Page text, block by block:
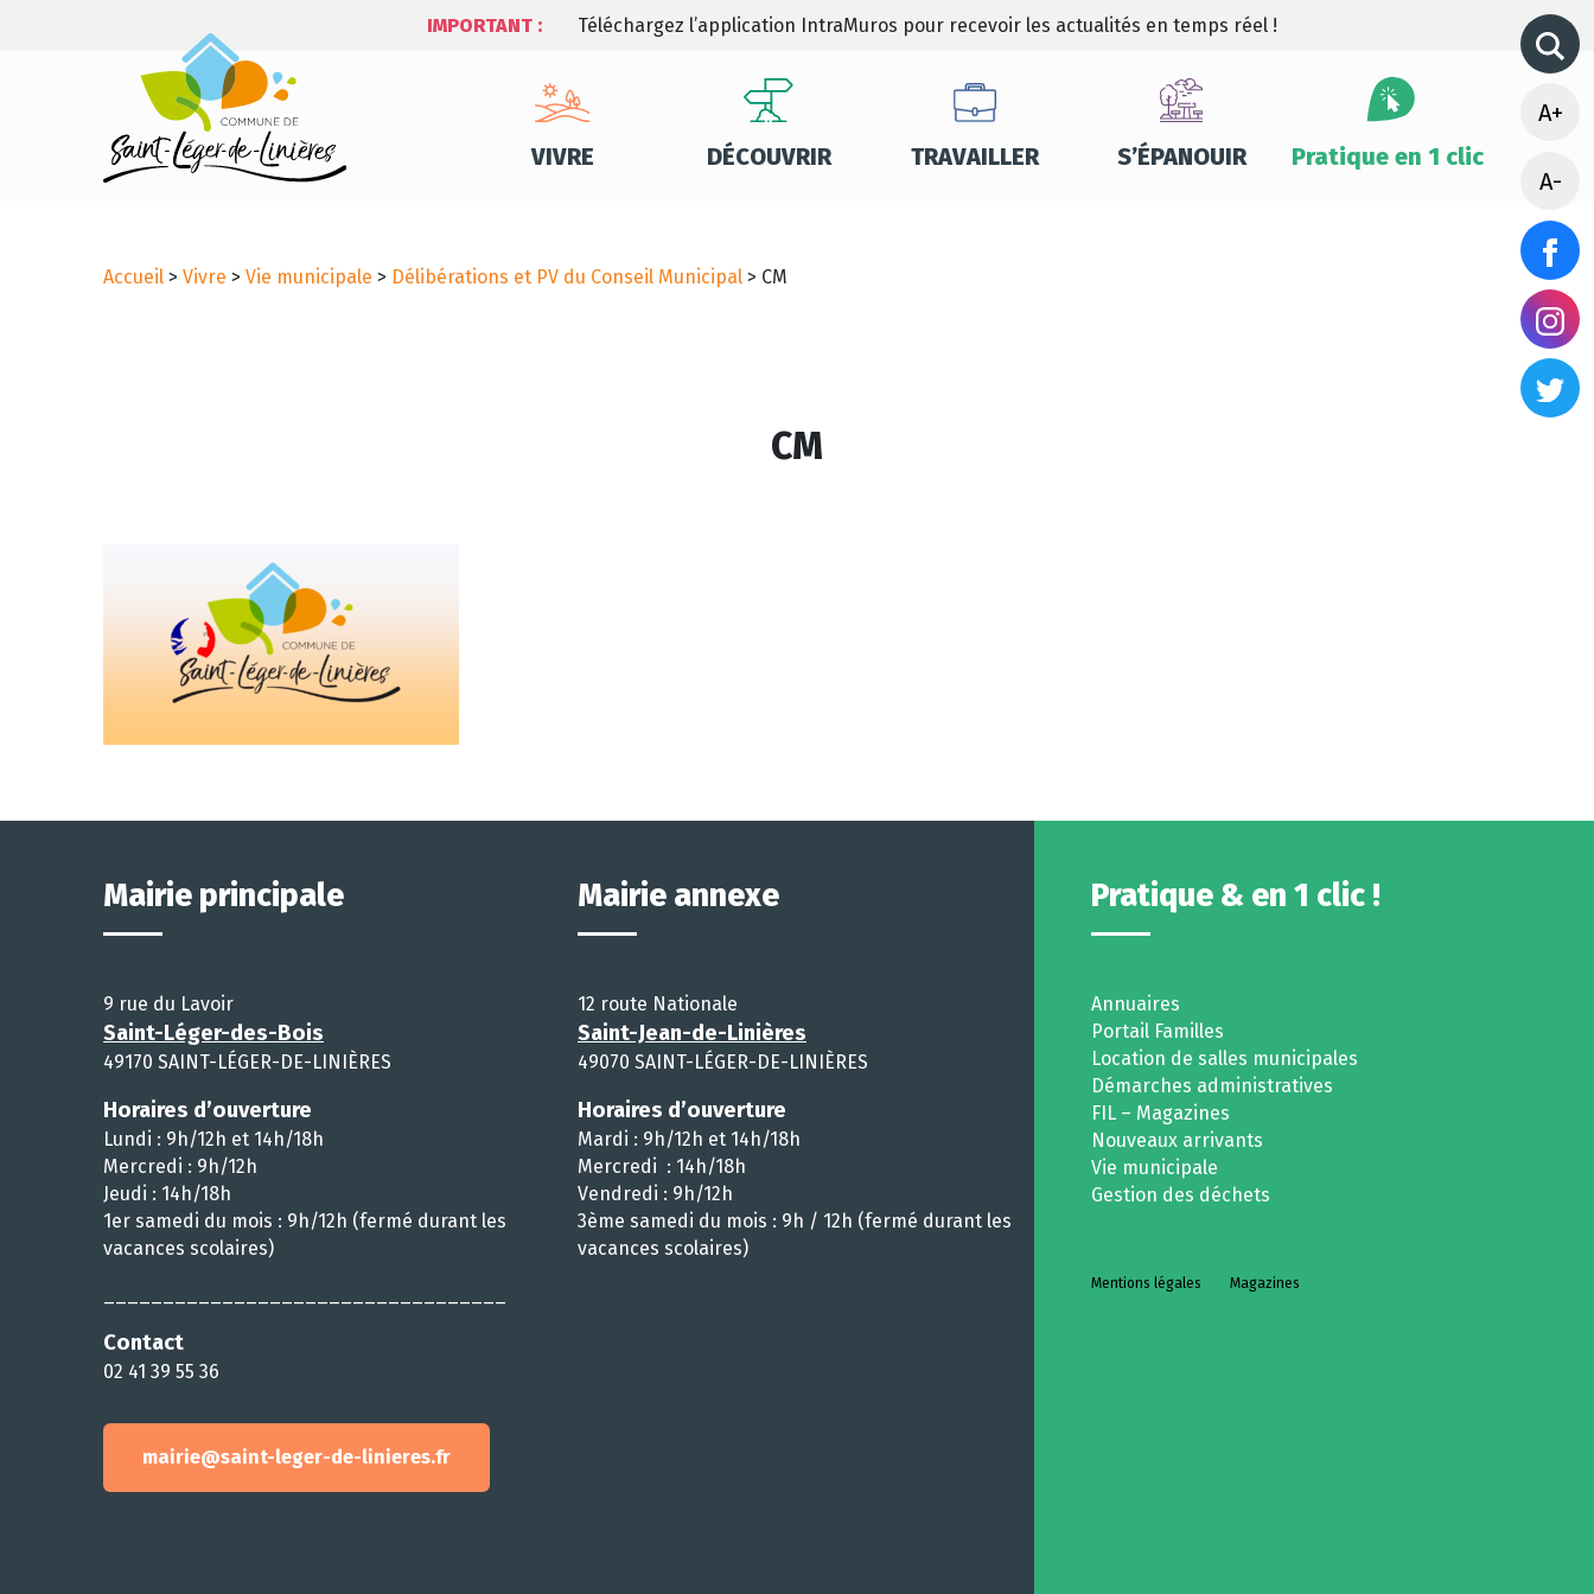
IMPORTANT : Téléchargez l’application IntraMuros pour recevoir les actualités en temps réel !
VIVRE DÉCOUVRIR TRAVAILLER S’ÉPANOUIR Pratique en 1 clic
A+
A-
Accueil > Vivre > Vie municipale > Délibérations et PV du Conseil Municipal > CM
CM
Mairie principale
9 rue du Lavoir
Saint-Léger-des-Bois
49170 SAINT-LÉGER-DE-LINIÈRES
Horaires d’ouverture
Lundi : 9h/12h et 14h/18h
Mercredi : 9h/12h
Jeudi : 14h/18h
1er samedi du mois : 9h/12h (fermé durant les
vacances scolaires)
Contact
02 41 39 55 36
mairie@saint-leger-de-linieres.fr
Mairie annexe
12 route Nationale
Saint-Jean-de-Linières
49070 SAINT-LÉGER-DE-LINIÈRES
Horaires d’ouverture
Mardi : 9h/12h et 14h/18h
Mercredi : 14h/18h
Vendredi : 9h/12h
3ème samedi du mois : 9h / 12h (fermé durant les
vacances scolaires)
Pratique & en 1 clic !
Annuaires
Portail Familles
Location de salles municipales
Démarches administratives
FIL – Magazines
Nouveaux arrivants
Vie municipale
Gestion des déchets
Mentions légales Magazines